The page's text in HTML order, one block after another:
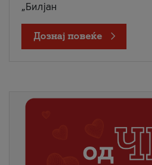
„Билјан
Дознај повеќе